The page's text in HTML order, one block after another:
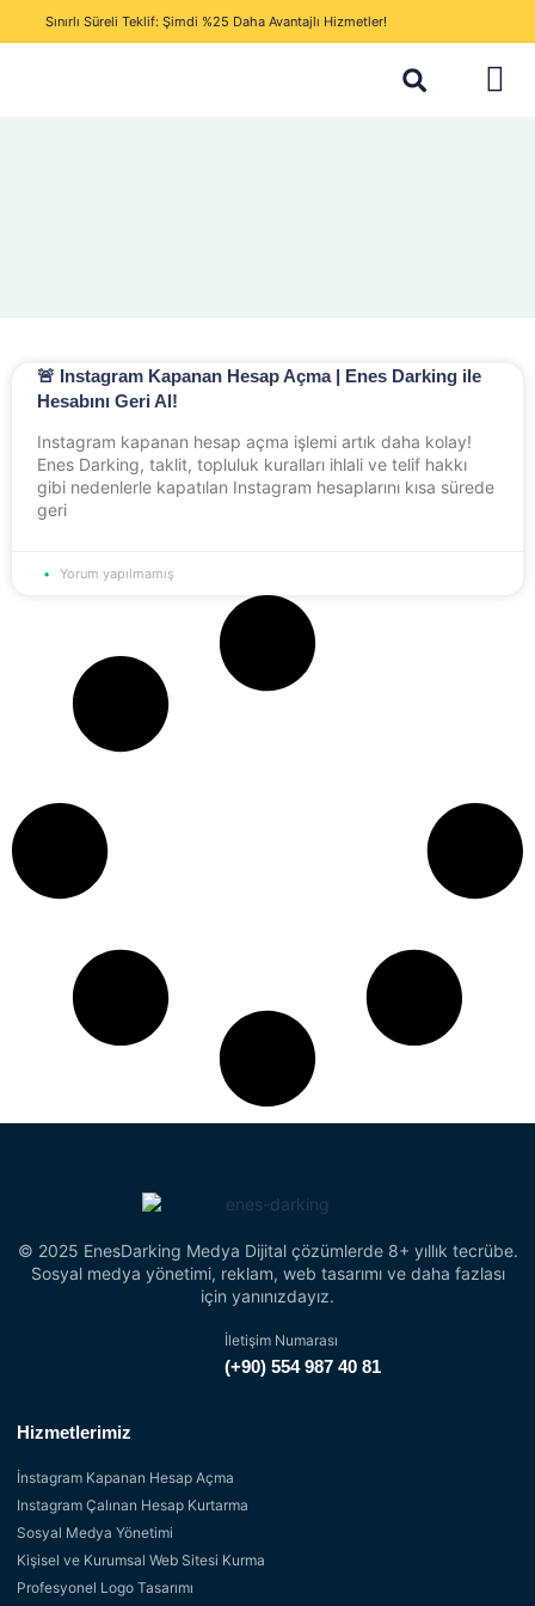
Sınırlı Süreli Teklif: Şimdi %25 Daha Avantajlı Hizmetler!
🚨 Instagram Kapanan Hesap Açma | Enes Darking ile
Hesabını Geri Al!
Instagram kapanan hesap açma işlemi artık daha kolay!
Enes Darking, taklit, topluluk kuralları ihlali ve telif hakkı
gibi nedenlerle kapatılan Instagram hesaplarını kısa sürede
geri
Yorum yapılmamış
© 2025 EnesDarking Medya Dijital çözümlerde 8+ yıllık tecrübe.
Sosyal medya yönetimi, reklam, web tasarımı ve daha fazlası
için yanınızdayız.
İletişim Numarası
(+90) 554 987 40 81
Hizmetlerimiz
İnstagram Kapanan Hesap Açma
Instagram Çalınan Hesap Kurtarma
Sosyal Medya Yönetimi
Kişisel ve Kurumsal Web Sitesi Kurma
Profesyonel Logo Tasarımı